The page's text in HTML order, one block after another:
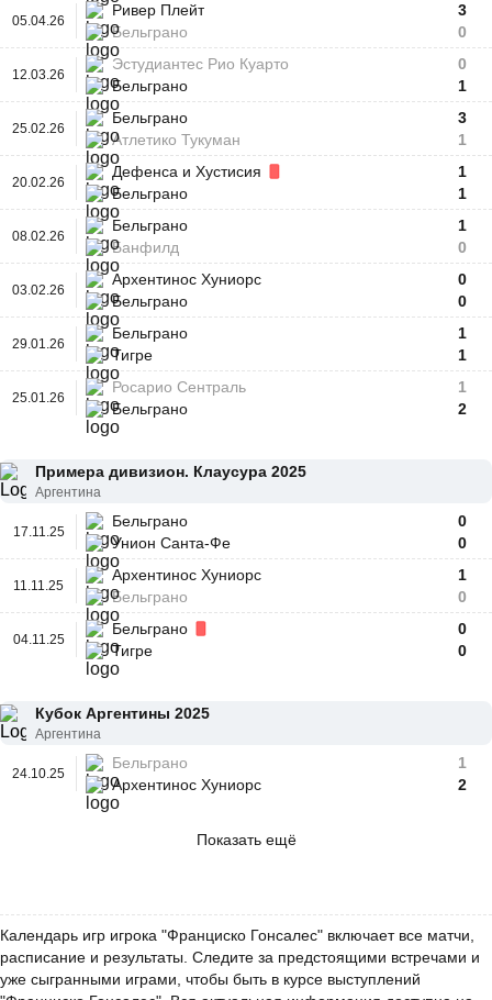
05.04.26
Ривер Плейт
Бельграно
3
0
12.03.26
Эстудиантес Рио Куарто
Бельграно
0
1
25.02.26
Бельграно
Атлетико Тукуман
3
1
20.02.26
Дефенса и Хустисия
Бельграно
1
1
08.02.26
Бельграно
Банфилд
1
0
03.02.26
Архентинос Хуниорс
Бельграно
0
0
29.01.26
Бельграно
Тигре
1
1
25.01.26
Росарио Сентраль
Бельграно
1
2
Примера дивизион. Клаусура 2025
Аргентина
17.11.25
Бельграно
Унион Санта-Фе
0
0
11.11.25
Архентинос Хуниорс
Бельграно
1
0
04.11.25
Бельграно
Тигре
0
0
Кубок Аргентины 2025
Аргентина
24.10.25
Бельграно
Архентинос Хуниорс
1
2
Показать ещё
Календарь игр игрока "Франциско Гонсалес" включает все матчи,
расписание и результаты. Следите за предстоящими встречами и
уже сыгранными играми, чтобы быть в курсе выступлений